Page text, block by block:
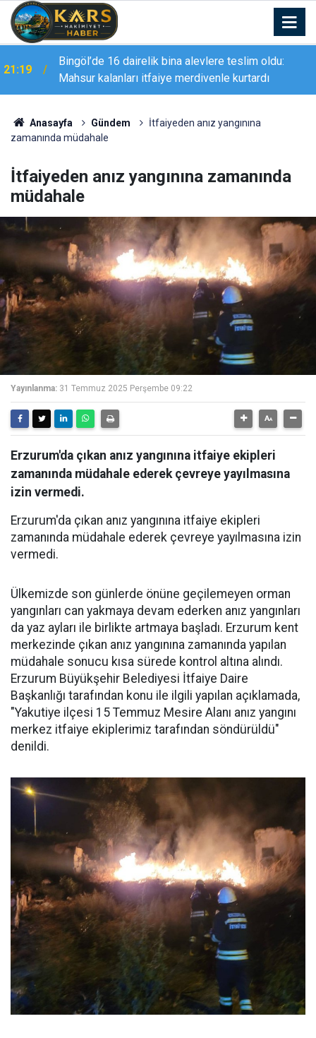
21:19
Bingöl’de 16 dairelik bina alevlere teslim oldu:
Mahsur kalanları itfaiye merdivenle kurtardı
Anasayfa Gündem
İtfaiyeden anız yangınına
zamanında müdahale
İtfaiyeden anız yangınına zamanında
müdahale
Yayınlanma: 31 Temmuz 2025 Perşembe 09:22
Erzurum'da çıkan anız yangınına itfaiye ekipleri
zamanında müdahale ederek çevreye yayılmasına
izin vermedi.
Erzurum'da çıkan anız yangınına itfaiye ekipleri
zamanında müdahale ederek çevreye yayılmasına izin
vermedi.
Ülkemizde son günlerde önüne geçilemeyen orman
yangınları can yakmaya devam ederken anız yangınları
da yaz ayları ile birlikte artmaya başladı. Erzurum kent
merkezinde çıkan anız yangınına zamanında yapılan
müdahale sonucu kısa sürede kontrol altına alındı.
Erzurum Büyükşehir Belediyesi İtfaiye Daire
Başkanlığı tarafından konu ile ilgili yapılan açıklamada,
"Yakutiye ilçesi 15 Temmuz Mesire Alanı anız yangını
merkez itfaiye ekiplerimiz tarafından söndürüldü"
denildi.